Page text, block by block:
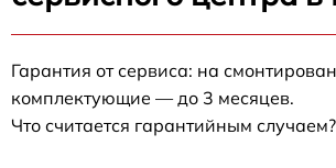
Гарантия от сервиса: на
комплектующие — до 3 месяцев.
Что считается гарантийным случаем?